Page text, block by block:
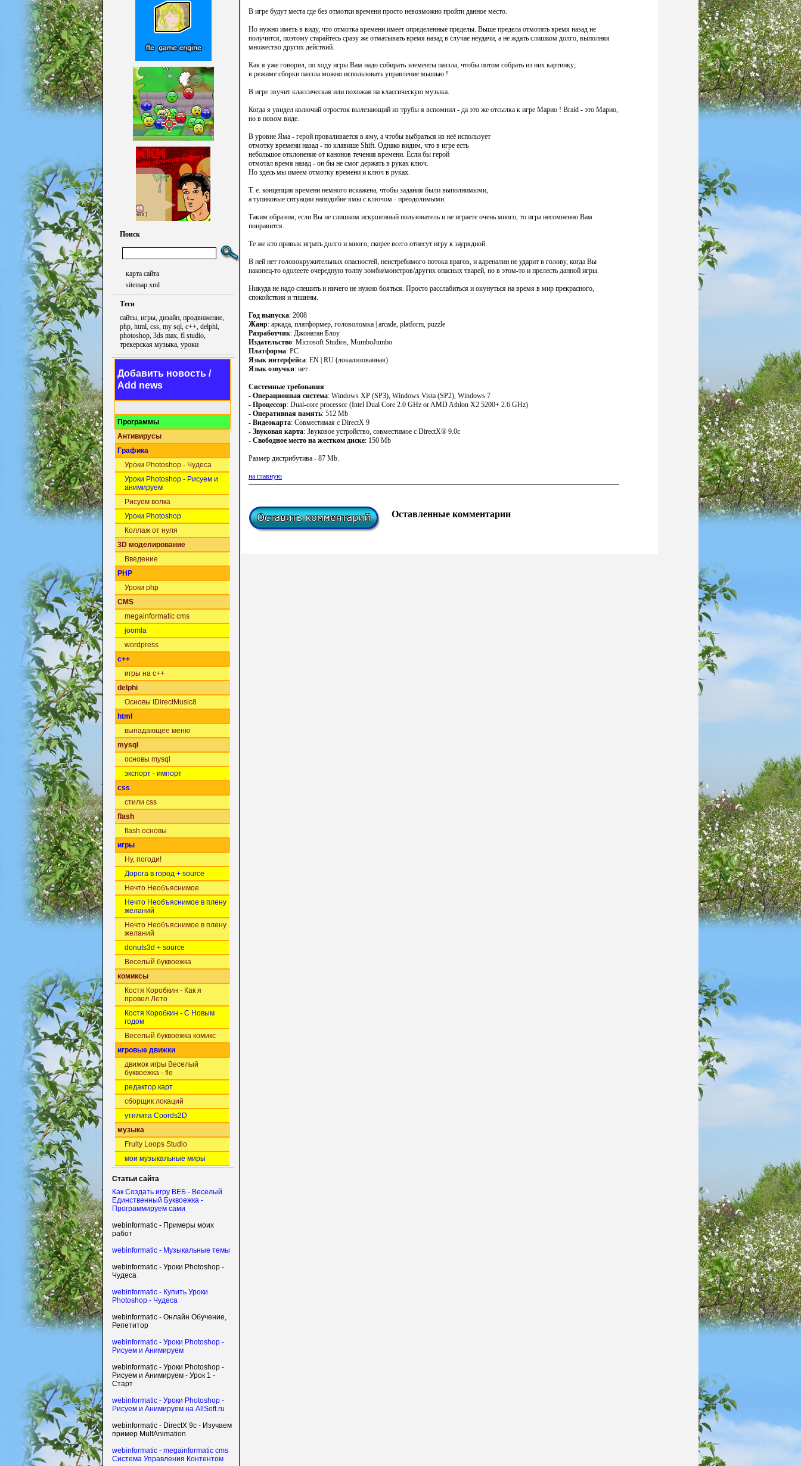
Поиск
карта сайта
sitemap.xml
Теги
сайты, игры, дизайн, продвижение,
php, html, css, my sql, c++, delphi,
photoshop, 3ds max, fl studio,
трекерская музыка, уроки
Добавить новость /
Add news
Программы
Антивирусы
Графика
Уроки Photoshop - Чудеса
Уроки Photoshop - Рисуем и
анимируем
Рисуем волка
Уроки Photoshop
Коллаж от нуля
3D моделирование
Введение
PHP
Уроки php
CMS
megainformatic cms
joomla
wordpress
c++
игры на c++
delphi
Основы IDirectMusic8
html
выпадающее меню
mysql
основы mysql
экспорт - импорт
css
стили css
flash
flash основы
игры
Ну, погоди!
Дорога в город + source
Нечто Необъяснимое
Нечто Необъяснимое в плену
желаний
Нечто Необъяснимое в плену
желаний
donuts3d + source
Веселый буквоежка
комиксы
Костя Коробкин - Как я
провел Лето
Костя Коробкин - С Новым
годом
Веселый буквоежка комикс
игровые движки
движок игры Веселый
буквоежка - fle
редактор карт
сборщик локаций
утилита Coords2D
музыка
Fruity Loops Studio
мои музыкальные миры
Статьи сайта
Как Создать игру ВЕБ - Веселый
Единственный Буквоежка -
Программируем сами
webinformatic - Примеры моих
работ
webinformatic - Музыкальные темы
webinformatic - Уроки Photoshop -
Чудеса
webinformatic - Купить Уроки
Photoshop - Чудеса
webinformatic - Онлайн Обучение,
Репетитор
webinformatic - Уроки Photoshop -
Рисуем и Анимируем
webinformatic - Уроки Photoshop -
Рисуем и Анимируем - Урок 1 -
Старт
webinformatic - Уроки Photoshop -
Рисуем и Анимируем на AllSoft.ru
webinformatic - DirectX 9c - Изучаем
пример MultAnimation
webinformatic - megainformatic cms
Система Управления Контентом
В игре будут места где без отмотки времени просто невозможно пройти данное место.
Но нужно иметь в виду, что отмотка времени имеет определенные пределы. Выше предела отмотать время назад не
получится, поэтому старайтесь сразу же отматывать время назад в случае неудачи, а не ждать слишком долго, выполняя
множество других действий.
Как я уже говорил, по ходу игры Вам надо собирать элементы паззла, чтобы потом собрать из них картинку;
в режиме сборки паззла можно использовать управление мышью !
В игре звучит классическая или похожая на классическую музыка.
Когда я увидел колючий отросток вылезающий из трубы я вспомнил - да это же отсылка к игре Марио ! Braid - это Марио,
но в новом виде.
В уровне Яма - герой проваливается в яму, а чтобы выбраться из неё использует
отмотку времени назад - по клавише Shift. Однако видим, что в игре есть
небольшое отклонение от канонов течения времени. Если бы герой
отмотал время назад - он бы не смог держать в руках ключ.
Но здесь мы имеем отмотку времени и ключ в руках.
Т. е. концепция времени немного искажена, чтобы задания были выполнимыми,
а тупиковые ситуации наподобие ямы с ключом - преодолимыми.
Таким образом, если Вы не слишком искушенный пользователь и не играете очень много, то игра несомненно Вам
понравится.
Те же кто привык играть долго и много, скорее всего отнесут игру к заурядной.
В ней нет головокружительных опасностей, неистребимого потока врагов, и адреналин не ударит в голову, когда Вы
наконец-то одолеете очередную толпу зомби/монстров/других опасных тварей, но в этом-то и прелесть данной игры.
Никуда не надо спешить и ничего не нужно бояться. Просто расслабиться и окунуться на время в мир прекрасного,
спокойствия и тишины.
Год выпуска: 2008
Жанр: аркада, платформер, головоломка | arcade, platform, puzzle
Разработчик: Джонатан Блоу
Издательство: Microsoft Studios, MumboJumbo
Платформа: PC
Язык интерфейса: EN | RU (локализованная)
Язык озвучки: нет
Системные требования:
- Операционная система: Windows XP (SP3), Windows Vista (SP2), Windows 7
- Процессор: Dual-core processor (Intel Dual Core 2.0 GHz or AMD Athlon X2 5200+ 2.6 GHz)
- Оперативная память: 512 Mb
- Видеокарта: Cовместимая с DirectX 9
- Звуковая карта: Звуковое устройство, совместимое с DirectX® 9.0с
- Свободное место на жестком диске: 150 Mb
Размер дистрибутива - 87 Mb.
на главную
Оставленные комментарии